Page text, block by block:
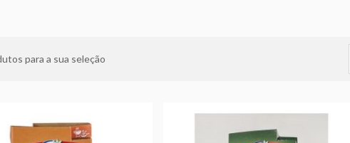
para a sua seleção